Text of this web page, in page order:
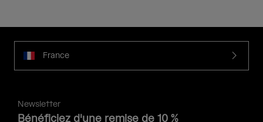
France
Newsletter
Bénéficiez d'une remise de 10 %